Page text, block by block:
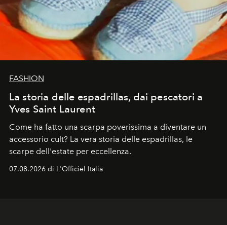
FASHION
La storia delle espadrillas, dai pescatori a
Yves Saint Laurent
Come ha fatto una scarpa poverissima a diventare un
accessorio cult? La vera storia delle espadrillas, le
scarpe dell'estate per eccellenza.
07.08.2026 di L'Officiel Italia